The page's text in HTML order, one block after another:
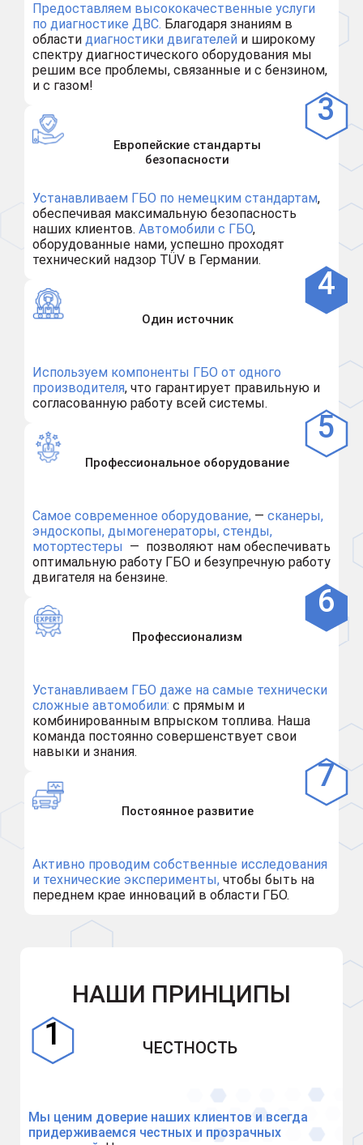
Предоставляем высококачественные услуги
по диагностике ДВС. Благодаря знаниям в
области диагностики двигателей и широкому
спектру диагностического оборудования мы
решим все проблемы, связанные и с бензином,
и с газом!
Европейские стандарты
безопасности
Устанавливаем ГБО по немецким стандартам,
обеспечивая максимальную безопасность
наших клиентов. Автомобили с ГБО,
оборудованные нами, успешно проходят
технический надзор TÜV в Германии.
Один источник
Используем компоненты ГБО от одного
производителя, что гарантирует правильную и
согласованную работу всей системы.
Профессиональное оборудование
Самое современное оборудование, — сканеры,
эндоскопы, дымогенераторы, стенды,
мотортестеры — позволяют нам обеспечивать
оптимальную работу ГБО и безупречную работу
двигателя на бензине.
Профессионализм
Устанавливаем ГБО даже на самые технически
сложные автомобили: с прямым и
комбинированным впрыском топлива. Наша
команда постоянно совершенствует свои
навыки и знания.
Постоянное развитие
Активно проводим собственные исследования
и технические эксперименты, чтобы быть на
переднем крае инноваций в области ГБО.
НАШИ ПРИНЦИПЫ
ЧЕСТНОСТЬ
Мы ценим доверие наших клиентов и всегда
придерживаемся честных и прозрачных